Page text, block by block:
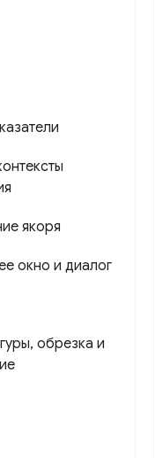
якоря
окно и диалог
, обрезка и